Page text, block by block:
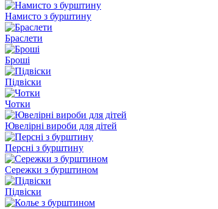
Намисто з бурштину
Браслети
Броші
Підвіски
Чотки
Ювелірні вироби для дітей
Персні з бурштину
Сережки з бурштином
Підвіски